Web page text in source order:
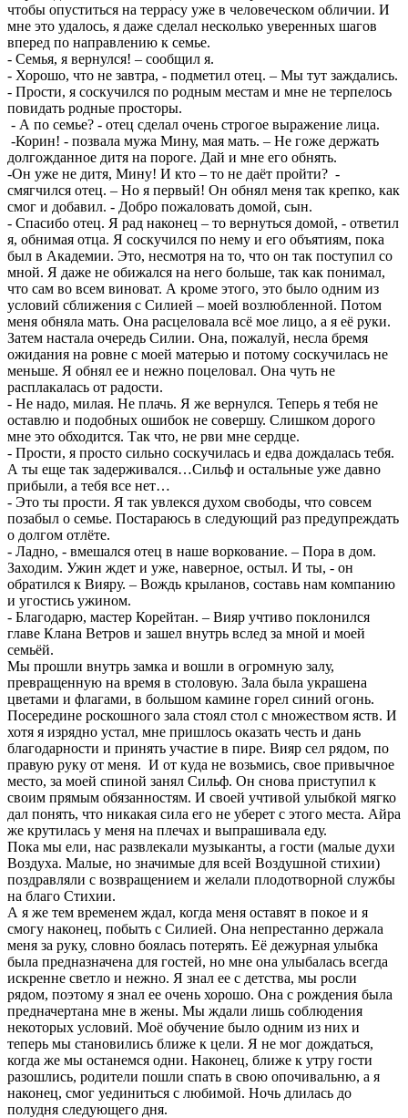
чтобы опуститься на террасу уже в человеческом обличии. И
мне это удалось, я даже сделал несколько уверенных шагов
вперед по направлению к семье.
- Семья, я вернулся! – сообщил я.
- Хорошо, что не завтра, - подметил отец. – Мы тут заждались.
- Прости, я соскучился по родным местам и мне не терпелось
повидать родные просторы.
- А по семье? - отец сделал очень строгое выражение лица.
-Корин! - позвала мужа Мину, мая мать. – Не гоже держать
долгожданное дитя на пороге. Дай и мне его обнять.
-Он уже не дитя, Мину! И кто – то не даёт пройти? -
смягчился отец. – Но я первый! Он обнял меня так крепко, как
смог и добавил. - Добро пожаловать домой, сын.
- Спасибо отец. Я рад наконец – то вернуться домой, - ответил
я, обнимая отца. Я соскучился по нему и его объятиям, пока
был в Академии. Это, несмотря на то, что он так поступил со
мной. Я даже не обижался на него больше, так как понимал,
что сам во всем виноват. А кроме этого, это было одним из
условий сближения с Силией – моей возлюбленной. Потом
меня обняла мать. Она расцеловала всё мое лицо, а я её руки.
Затем настала очередь Силии. Она, пожалуй, несла бремя
ожидания на ровне с моей матерью и потому соскучилась не
меньше. Я обнял ее и нежно поцеловал. Она чуть не
расплакалась от радости.
- Не надо, милая. Не плачь. Я же вернулся. Теперь я тебя не
оставлю и подобных ошибок не совершу. Слишком дорого
мне это обходится. Так что, не рви мне сердце.
- Прости, я просто сильно соскучилась и едва дождалась тебя.
А ты еще так задерживался…Сильф и остальные уже давно
прибыли, а тебя все нет…
- Это ты прости. Я так увлекся духом свободы, что совсем
позабыл о семье. Постараюсь в следующий раз предупреждать
о долгом отлёте.
- Ладно, - вмешался отец в наше воркование. – Пора в дом.
Заходим. Ужин ждет и уже, наверное, остыл. И ты, - он
обратился к Вияру. – Вождь крыланов, составь нам компанию
и угостись ужином.
- Благодарю, мастер Корейтан. – Вияр учтиво поклонился
главе Клана Ветров и зашел внутрь вслед за мной и моей
семьёй.
Мы прошли внутрь замка и вошли в огромную залу,
превращенную на время в столовую. Зала была украшена
цветами и флагами, в большом камине горел синий огонь.
Посередине роскошного зала стоял стол с множеством яств. И
хотя я изрядно устал, мне пришлось оказать честь и дань
благодарности и принять участие в пире. Вияр сел рядом, по
правую руку от меня. И от куда не возьмись, свое привычное
место, за моей спиной занял Сильф. Он снова приступил к
своим прямым обязанностям. И своей учтивой улыбкой мягко
дал понять, что никакая сила его не уберет с этого места. Айра
же крутилась у меня на плечах и выпрашивала еду.
Пока мы ели, нас развлекали музыканты, а гости (малые духи
Воздуха. Малые, но значимые для всей Воздушной стихии)
поздравляли с возвращением и желали плодотворной службы
на благо Стихии.
А я же тем временем ждал, когда меня оставят в покое и я
смогу наконец, побыть с Силией. Она непрестанно держала
меня за руку, словно боялась потерять. Её дежурная улыбка
была предназначена для гостей, но мне она улыбалась всегда
искренне светло и нежно. Я знал ее с детства, мы росли
рядом, поэтому я знал ее очень хорошо. Она с рождения была
предначертана мне в жены. Мы ждали лишь соблюдения
некоторых условий. Моё обучение было одним из них и
теперь мы становились ближе к цели. Я не мог дождаться,
когда же мы останемся одни. Наконец, ближе к утру гости
разошлись, родители пошли спать в свою опочивальню, а я
наконец, смог уединиться с любимой. Ночь длилась до
полудня следующего дня.